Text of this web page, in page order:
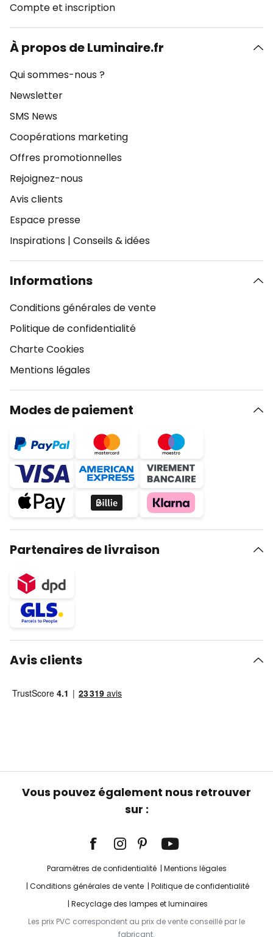
Compte et inscription
À propos de Luminaire.fr
Qui sommes-nous ?
Newsletter
SMS News
Coopérations marketing
Offres promotionnelles
Rejoignez-nous
Avis clients
Espace presse
Inspirations | Conseils & idées
Informations
Conditions générales de vente
Politique de confidentialité
Charte Cookies
Mentions légales
Modes de paiement
Partenaires de livraison
Avis clients
Vous pouvez également nous retrouver
sur :
Paramètres de confidentialité
Mentions légales
Conditions générales de vente
Politique de confidentialité
Recyclage des lampes et luminaires
Les prix PVC correspondent au prix de vente conseillé par le
fabricant.